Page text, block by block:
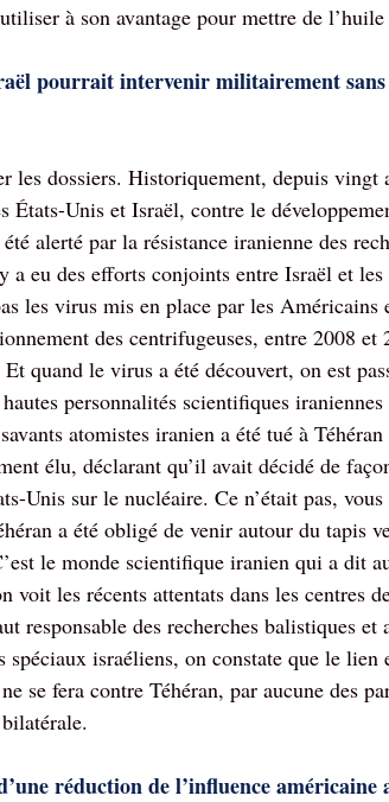
à son avantage pour mettre de
pourrait intervenir militairement
les dossiers. Historiquement, depuis
États-Unis et Israël, contre le
alerté par la résistance iranienne des
a eu des efforts conjoints entre Israël et
les virus mis en place par les Américains
des centrifugeuses, entre 2008 et
quand le virus a été découvert, on est
personnalités scientifiques
atomistes iranien a été tué à
élu, déclarant qu’il avait décidé de
Unis sur le nucléaire. Ce n’était pas,
a été obligé de venir autour du tapis
le monde scientifique iranien qui a dit
voit les récents attentats dans les centres
responsable des recherches balistiques et
israéliens, on constate que le lien
se fera contre Téhéran, par aucune des
réduction de l’influence